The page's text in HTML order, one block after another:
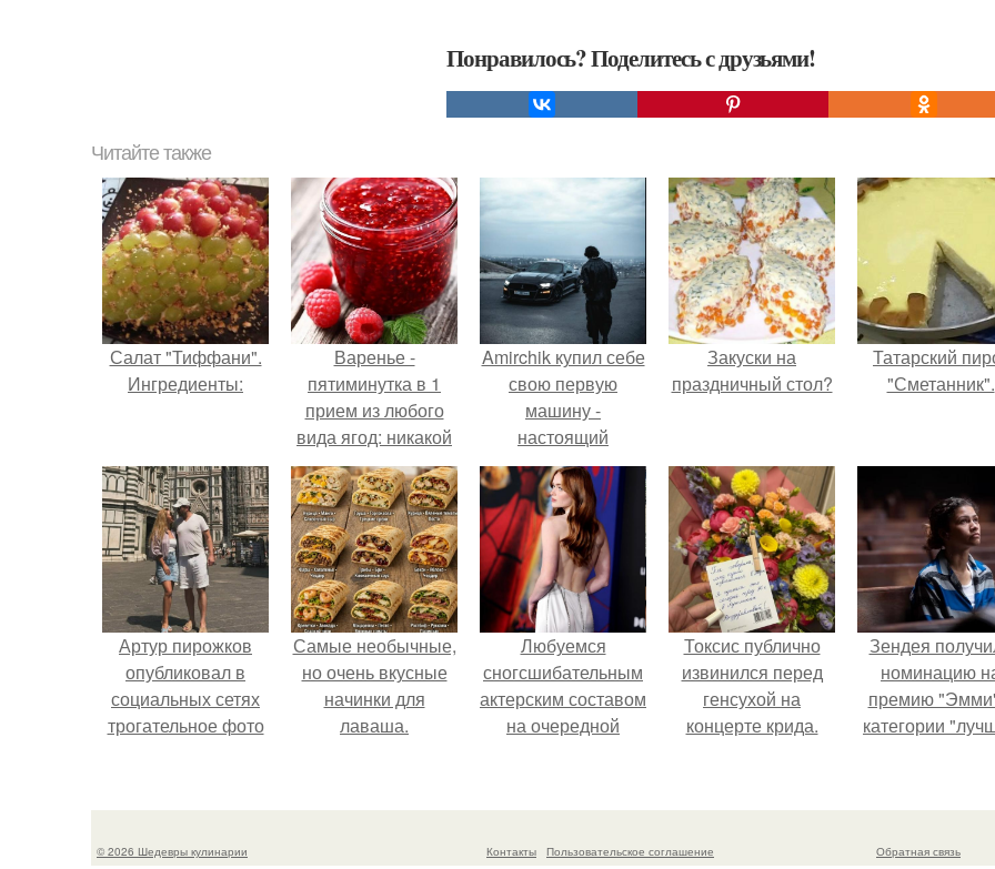
Понравилось? Поделитесь с друзьями!
Читайте также
Салат "Тиффани".
Ингредиенты:
Варенье -
пятиминутка в 1
прием из любого
вида ягод: никакой
длительной варки,
все витамины на
месте!
Amirchik купил себе
свою первую
машину -
настоящий
автомобиль мечты
для многих
автолюбителей.
Закуски на
праздничный стол?
Татарский
"Сметанник".
Артур пирожков
опубликовал в
социальных сетях
трогательное фото
сделанное во
путешествия в
Самые необычные,
но очень вкусные
начинки для
лаваша.
Любуемся
сногсшибательным
актерским составом
на очередной
Токсис публично
извинился перед
генсухой на
концерте крида.
Зендея
номинацию
премию
категории
сериале" за
© 2026 Шедевры кулинарии Контакты Пользовательское соглашение Обратная связь